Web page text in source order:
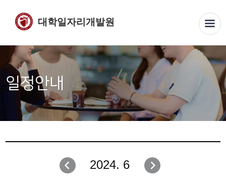
대학일자리개발원
일정안내
2024. 6